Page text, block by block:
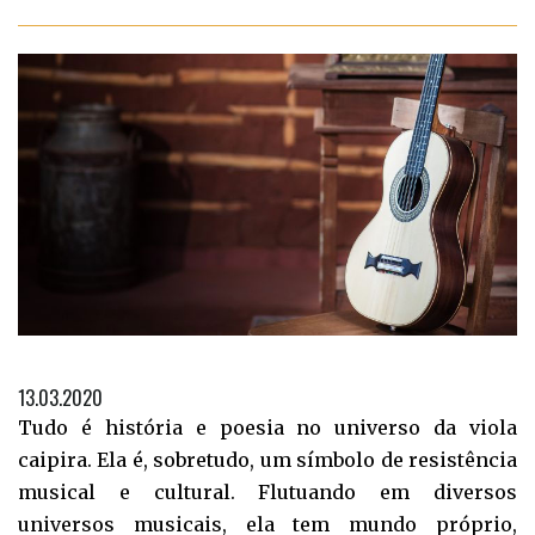
13.03.2020
Tudo é história e poesia no universo da viola
caipira. Ela é, sobretudo, um símbolo de resistência
musical e cultural. Flutuando em diversos
universos musicais, ela tem mundo próprio,